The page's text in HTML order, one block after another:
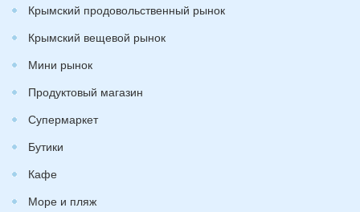
Крымский продовольственный рынок
Крымский вещевой рынок
Мини рынок
Продуктовый магазин
Супермаркет
Бутики
Кафе
Море и пляж